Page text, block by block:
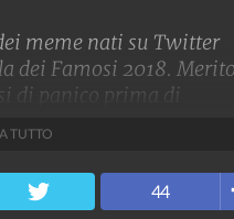
meme nati su Twitter
dei Famosi 2018.
di panico prima di
76.076 foto
TUTTO
44